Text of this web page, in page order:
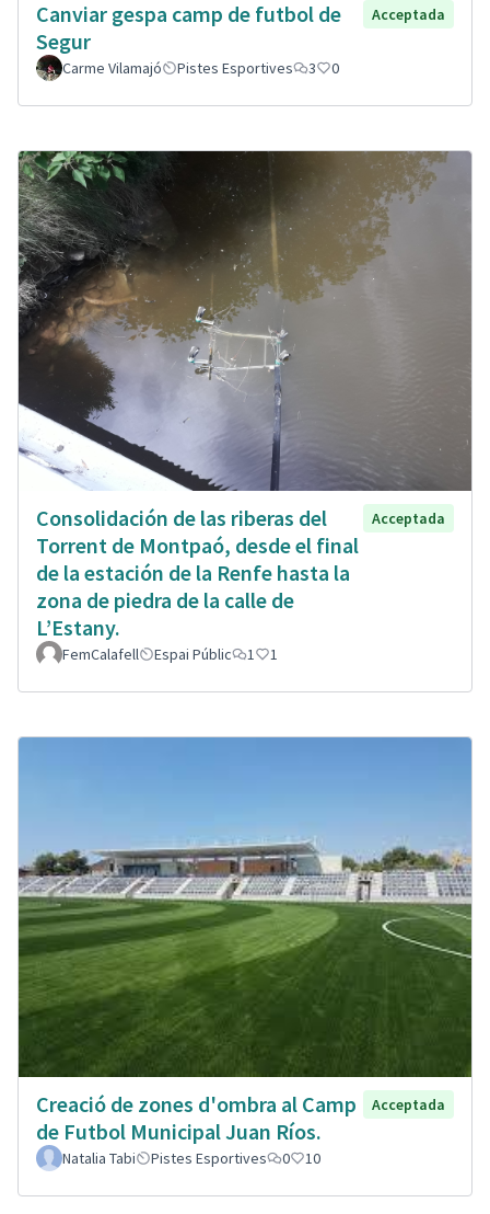
Canviar gespa camp de futbol de
Segur
Acceptada
Carme Vilamajó Pistes Esportives 3 0
Consolidación de las riberas del
Torrent de Montpaó, desde el final
de la estación de la Renfe hasta la
zona de piedra de la calle de
L’Estany.
Acceptada
FemCalafell Espai Públic 1 1
Creació de zones d'ombra al Camp
de Futbol Municipal Juan Ríos.
Acceptada
Natalia Tabi Pistes Esportives 0 10